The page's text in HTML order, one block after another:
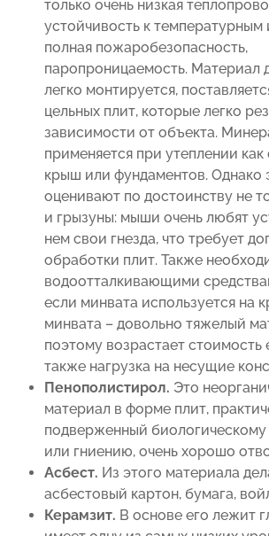
только очень низкая
устойчивость к температурным
полная пожаробезопасность,
паропроницаемость. Материал
легко монтируется,
цельных плит, которые легко
зависимости от объекта.
применяется при утеплении как
крыш или фундаментов. Однако
оценивают по достоинству не
и грызуны: мыши очень любят
нем свои гнезда, что требует
обработки плит. Также
водоотталкивающими
если минвата используется на
минвата – довольно тяжелый
поэтому возрастает стоимость
также нагрузка на несущие
Пенополистирол. Это
материал в форме плит,
подверженный
или гниению, очень хорошо
Асбест. Из этого материала
асбестовый картон, бумага,
Керамзит. В основе его лежит